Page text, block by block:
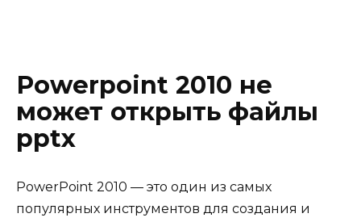
Powerpoint 2010 не
может открыть файлы
pptx
PowerPoint 2010 — это один из самых
популярных инструментов для создания и